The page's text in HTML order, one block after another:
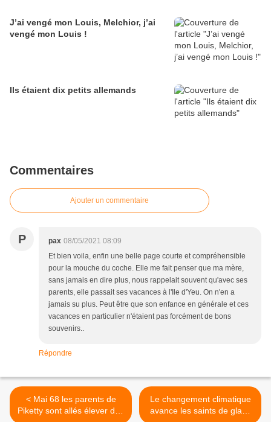
J’ai vengé mon Louis, Melchior, j’ai
vengé mon Louis !
Ils étaient dix petits allemands
Commentaires
Ajouter un commentaire
P pax 08/05/2021 08:09
Et bien voila, enfin une belle page courte et compréhensible
pour la mouche du coche. Elle me fait penser que ma mère,
sans jamais en dire plus, nous rappelait souvent qu'avec ses
parents, elle passait ses vacances à l'Ile d'Yeu. On n'en a
jamais su plus. Peut être que son enfance en générale et ces
vacances en particulier n'étaient pas forcément de bons
souvenirs..
Répondre
< Mai 68 les parents de
Piketty sont allés élever des
Le changement climatique
avance les saints de glace